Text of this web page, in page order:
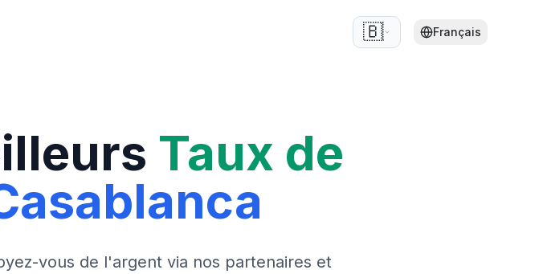
🇧🇪 Français
Taux de
vous de l'argent via nos partenaires et